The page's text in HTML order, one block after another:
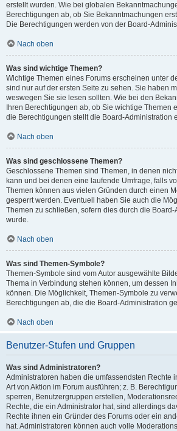
erstellt wurden. Wie bei globalen
Berechtigungen ab, ob Sie Bekanntmachungen
Die Berechtigungen werden von der Board-
Nach oben
Was sind wichtige Themen?
Wichtige Themen eines Forums erscheinen unter
sind nur auf der ersten Seite zu sehen. Sie haben
weswegen Sie sie lesen sollten. Wie bei den
Ihren Berechtigungen ab, ob Sie wichtige Themen
die Berechtigungen stellt die Board-Administration
Nach oben
Was sind geschlossene Themen?
Geschlossene Themen sind Themen, in denen
kann und bei denen eine laufende Umfrage, falls
Themen können aus vielen Gründen durch einen
gesperrt werden. Eventuell haben Sie auch die
Themen zu schließen, sofern dies durch die
wurde.
Nach oben
Was sind Themen-Symbole?
Themen-Symbole sind vom Autor ausgewählte
Thema in Verbindung stehen können, um dessen
können. Die Möglichkeit, Themen-Symbole zu
Berechtigungen ab, die die Board-Administration
Nach oben
Benutzer-Stufen und Gruppen
Was sind Administratoren?
Administratoren haben die umfassendsten Rechte
Art von Aktion im Forum ausführen; z. B.
sperren, Benutzergruppen erstellen,
Rechte, die ein Administrator hat, sind allerdings
Rechte ihnen ein Gründer des Forums oder ein
hat. Administratoren können auch volle